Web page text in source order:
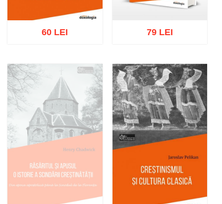
Adaugă în coș
60 LEI
Adaugă în coș Wishlist
79 LEI